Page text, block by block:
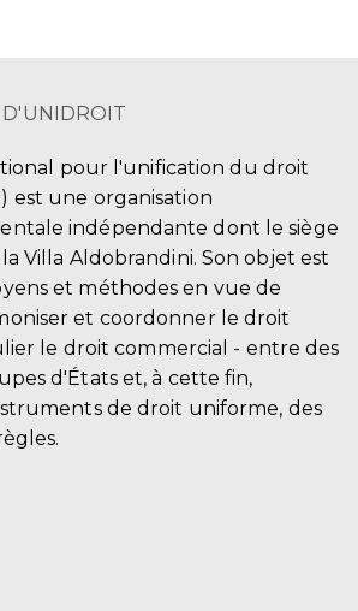
pour l'unification du droit
est une organisation
indépendante dont le siège
Villa Aldobrandini. Son objet est
et méthodes en vue de
et coordonner le droit
le droit commercial - entre des
d'États et, à cette fin,
de droit uniforme, des